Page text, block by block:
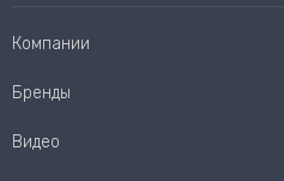
Компании
Бренды
Видео